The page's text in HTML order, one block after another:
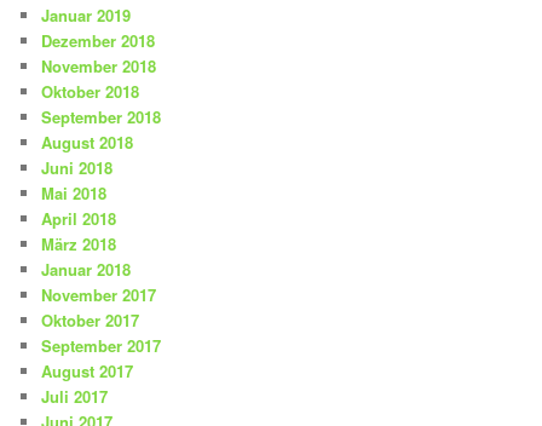
Januar 2019
Dezember 2018
November 2018
Oktober 2018
September 2018
August 2018
Juni 2018
Mai 2018
April 2018
März 2018
Januar 2018
November 2017
Oktober 2017
September 2017
August 2017
Juli 2017